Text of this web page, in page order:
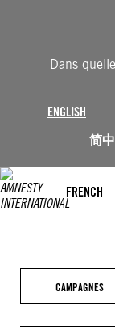
Dans
ENGLISH
简中
FRENCH
CAMPAGNES